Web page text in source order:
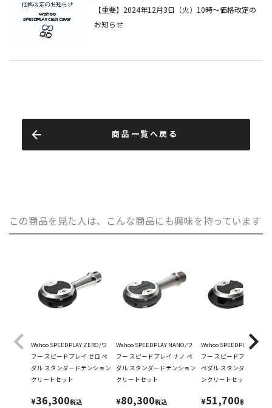
商品一覧へ戻る
この商品を見た人は、こんな商品にも興味を持っています
Wahoo SPEEDPLAY ZERO/ワ
フー スピードプレイ ゼロ ペ
ダル スタンダードテンション
クリートセット
¥36,300税込
Wahoo SPEEDPLAY NANO/ワ
フー スピードプレイ ナノ ペ
ダル スタンダードテンション
クリートセット
¥80,300税込
Wahoo SPEEDPLAY
フー スピードプレイ エア
ペダル スタンダードテン
ンクリートセット
¥51,700税込